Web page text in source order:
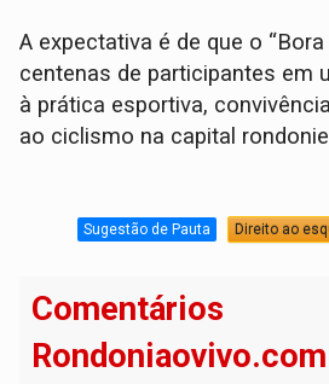
A expectativa é de que o “Bora
centenas de participantes em
à prática esportiva,
ao ciclismo na capital
Sugestão de Pauta Direito ao
Comentários